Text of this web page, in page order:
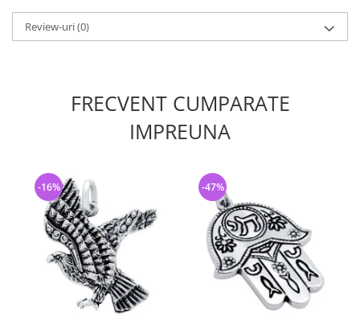
Review-uri(0)
FRECVENT CUMPARATE
IMPREUNA
-16% -47%